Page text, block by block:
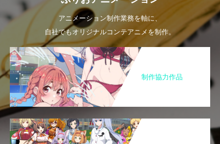
アニメーション制作業務を軸に、
自社でもオリジナルコンテアニメを制作。
制作協力作品